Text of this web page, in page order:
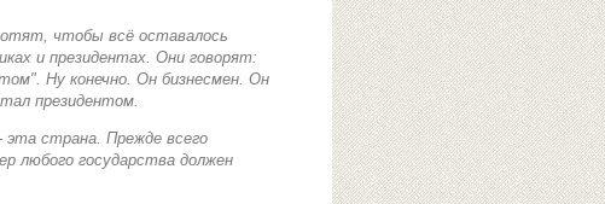
чтобы всё оставалось
и президентах. Они говорят:
". Ну конечно. Он бизнесмен. Он
президентом.
эта страна. Прежде всего
любого государства должен